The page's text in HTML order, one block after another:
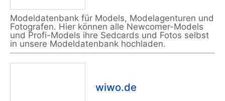
Modeldatenbank für Models, Modelagenturen und
Fotografen. Hier können alle Newcomer-Models
und Profi-Models ihre Sedcards und Fotos selbst
in unsere Modeldatenbank hochladen.
wiwo.de